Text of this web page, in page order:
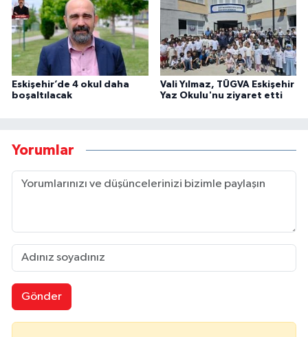
Eskişehir’de 4 okul daha
boşaltılacak
Vali Yılmaz, TÜGVA Eskişehir
Yaz Okulu'nu ziyaret etti
Yorumlar
Gönder